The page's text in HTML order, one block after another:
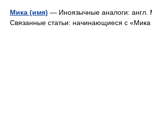
Мика (имя) — Иноязычные аналоги: англ.
Связанные статьи: начинающиеся с